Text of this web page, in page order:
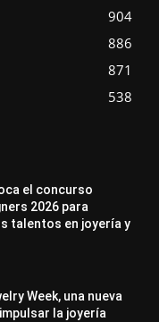
904
886
871
538
Opiniones
Perspectiva
Sin categoría
Más
el concurso
2026 para
talentos en joyería y
Week, una nueva
la joyería